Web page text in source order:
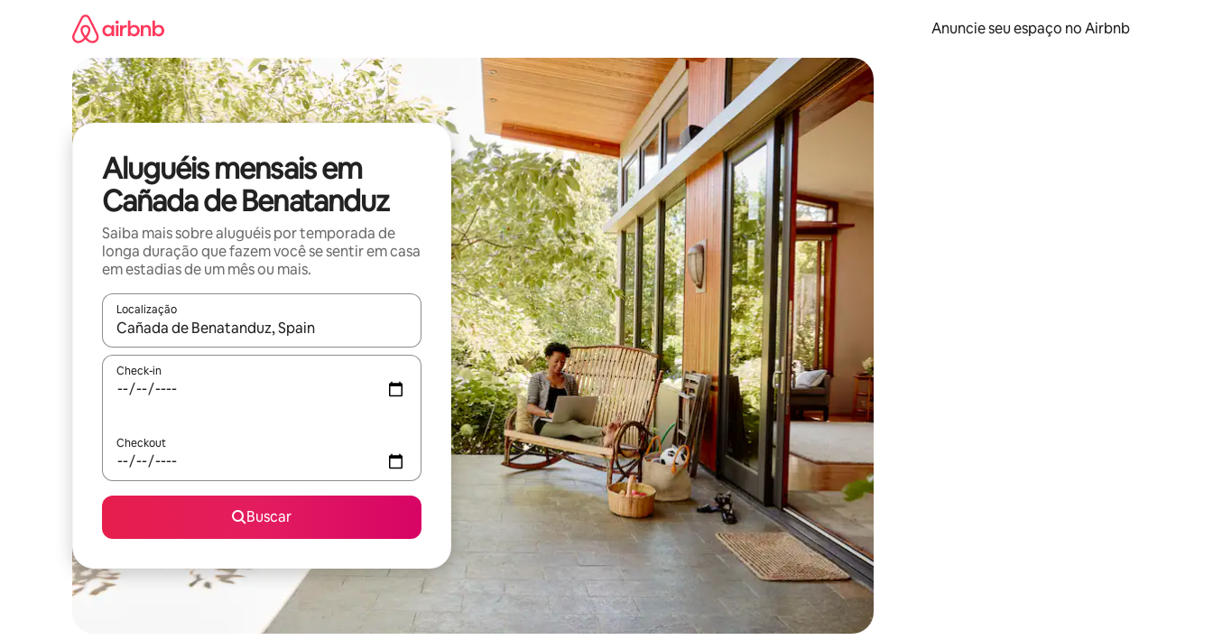
Anuncie seu espaço no Airbnb
Aluguéis mensais em
Cañada de Benatanduz
Saiba mais sobre aluguéis por temporada de
longa duração que fazem você se sentir em casa
em estadias de um mês ou mais.
Localização
Quando os resultados estiverem disponíveis, explore-os usando as seta para cima e para baixo do teclado ou tocando e deslizando o dedo na tela.
Check-in
Checkout
Buscar